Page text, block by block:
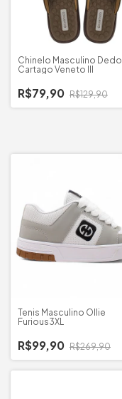
Chinelo Masculino Dedo
Cartago Veneto III
R$79,90 R$129,90
Tenis Masculino Ollie
Furious3XL
R$99,90 R$269,90